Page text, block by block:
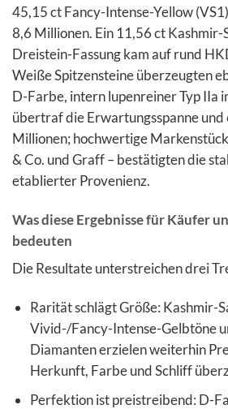
45,15 ct Fancy-Intense-Yellow
8,6 Millionen. Ein 11,56 ct Kashmir-
Dreistein-Fassung kam auf rund
Weiße Spitzensteine überzeugten
D-Farbe, intern lupenreiner Typ IIa
übertraf die Erwartungsspanne
Millionen; hochwertige
& Co. und Graff – bestätigten die
etablierter Provenienz.
Was diese Ergebnisse für Käufer
bedeuten
Die Resultate unterstreichen drei
Rarität schlägt Größe: Kashmir-
Vivid-/Fancy-Intense-Gelbtöne
Diamanten erzielen weiterhin
Herkunft, Farbe und Schliff
Perfektion ist preistreibend: D-